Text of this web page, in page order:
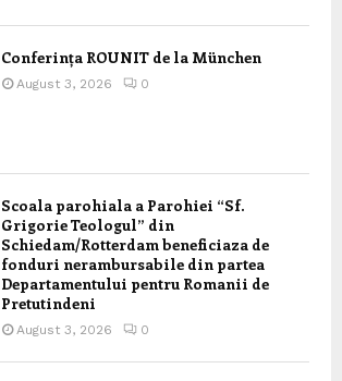
Conferința ROUNIT de la München
August 3, 2026 0
Scoala parohiala a Parohiei “Sf.
Grigorie Teologul” din
Schiedam/Rotterdam beneficiaza de
fonduri nerambursabile din partea
Departamentului pentru Romanii de
Pretutindeni
August 3, 2026 0